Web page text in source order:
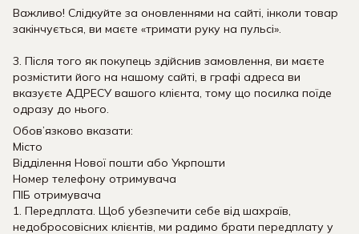
Важливо! Слідкуйте за оновленнями на сайті, інколи товар
закінчується, ви маєте «тримати руку на пульсі».
3. Після того як покупець здійснив замовлення, ви маєте
розмістити його на нашому сайті, в графі адреса ви
вказуєте АДРЕСУ вашого клієнта, тому що посилка поїде
одразу до нього.
Обов’язково вказати:
Місто
Відділення Нової пошти або Укрпошти
Номер телефону отримувача
ПІБ отримувача
1. Передплата. Щоб убезпечити себе від шахраїв,
недобросовісних клієнтів, ми радимо брати передплату у